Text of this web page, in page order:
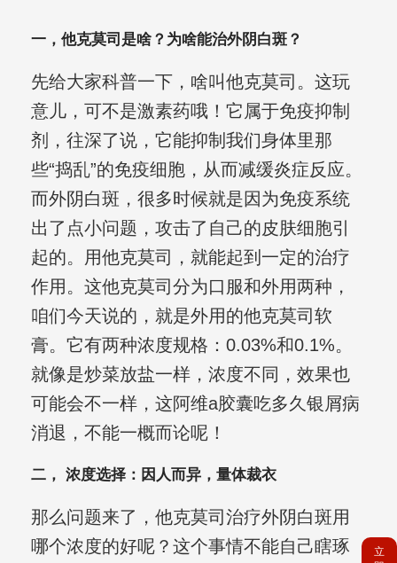
一，他克莫司是啥？为啥能治外阴白斑？
先给大家科普一下，啥叫他克莫司。这玩
意儿，可不是激素药哦！它属于免疫抑制
剂，往深了说，它能抑制我们身体里那
些“捣乱”的免疫细胞，从而减缓炎症反应。
而外阴白斑，很多时候就是因为免疫系统
出了点小问题，攻击了自己的皮肤细胞引
起的。用他克莫司，就能起到一定的治疗
作用。这他克莫司分为口服和外用两种，
咱们今天说的，就是外用的他克莫司软
膏。它有两种浓度规格：0.03%和0.1%。
就像是炒菜放盐一样，浓度不同，效果也
可能会不一样，这阿维a胶囊吃多久银屑病
消退，不能一概而论呢！
二， 浓度选择：因人而异，量体裁衣
那么问题来了，他克莫司治疗外阴白斑用
哪个浓度的好呢？这个事情不能自己瞎琢
立